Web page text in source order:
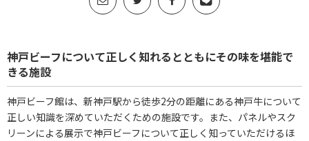
神戸ビーフについて正しく知れるとともにその味を堪能で
きる施設
神戸ビーフ館は、新神戸駅から徒歩2分の距離にある神戸牛について
正しい知識を深めていただくための施設です。また、パネルやスク
リーンによる展示で神戸ビーフについて正しく知っていただけるほ